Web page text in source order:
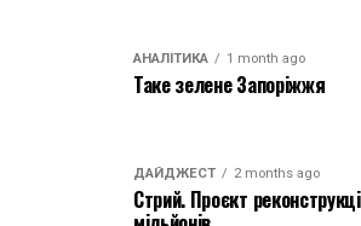
АНАЛІТИКА 1 month ago
Таке зелене Запоріжжя
ДАЙДЖЕСТ 2 months ago
Стрий. Проєкт